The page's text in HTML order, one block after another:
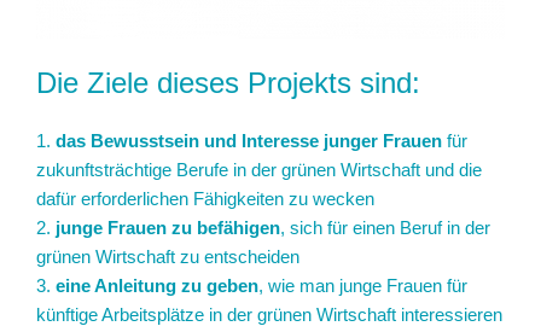
Die Ziele dieses Projekts sind:
1. das Bewusstsein und Interesse junger Frauen für
zukunftsträchtige Berufe in der grünen Wirtschaft und die
dafür erforderlichen Fähigkeiten zu wecken
2. junge Frauen zu befähigen, sich für einen Beruf in der
grünen Wirtschaft zu entscheiden
3. eine Anleitung zu geben, wie man junge Frauen für
künftige Arbeitsplätze in der grünen Wirtschaft interessieren